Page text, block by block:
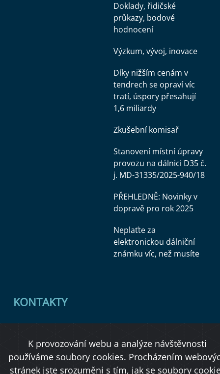
Doklady, řidičské
průkazy, bodové
hodnocení
Výzkum, vývoj, inovace
Díky nižším cenám v
tendrech se opraví víc
tratí, úspory přesahují
1,6 miliardy
Zkušební komisař
Stanovení místní úpravy
provozu na dálnici D35 č.
j. MD-31335/2025-940/18
PŘEHLEDNĚ: Novinky v
dopravě pro rok 2025
Neplaťte za
elektronickou dálniční
známku víc, než musíte
KONTAKTY
Úřední deska
K provozování webu a analýze návštěvnosti
používáme soubory cookies. Procházením
stránek jste srozuměni s tím, jak se soubory